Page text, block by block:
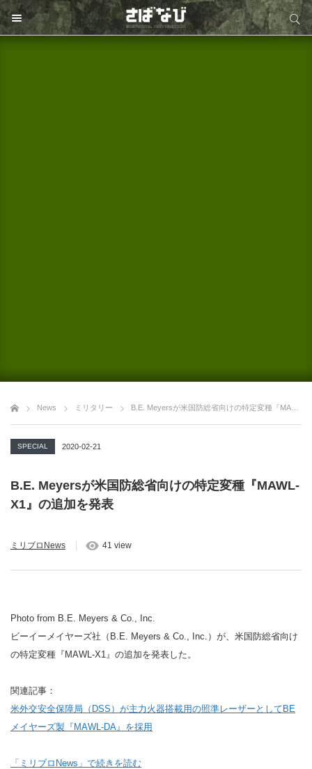
サイト内検索
News ミリタリー B.E. Meyersが米国防総省向けの特定変種『MAWL-X1』の追加を発表
SPECIAL 2020-02-21
B.E. Meyersが米国防総省向けの特定変種『MAWL-
X1』の追加を発表
ミリブロNews 41 view
Photo from B.E. Meyers & Co., Inc.
ビーイーメイヤーズ社（B.E. Meyers & Co., Inc.）が、米国防総省向け
の特定変種『MAWL-X1』の追加を発表した。
関連記事：
米外交安全保障局（DSS）が主力火器搭載用の照準レーザーとしてBE
メイヤーズ製『MAWL-DA』を採用
「ミリブロNews」で続きを読む